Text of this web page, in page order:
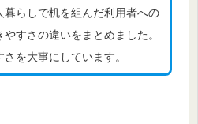
らしで机を組んだ利用者への
すさの違いをまとめました。
を大事にしています。